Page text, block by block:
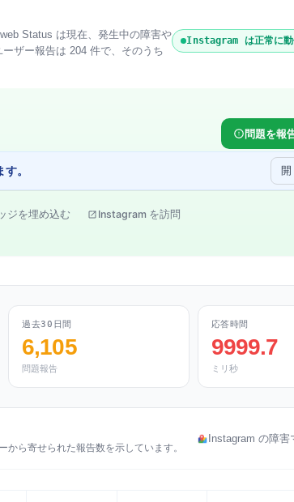
Status は現在、発生中の障害や
ザー報告は 204 件で、そのうち
Instagram は正常に動
問題を報
。
ジを埋め込む Instagram を訪問
過去30日間
6,105
問題報告
応答時間
9999.7
ミリ秒
ら寄せられた報告数を示しています。
Instagram の障